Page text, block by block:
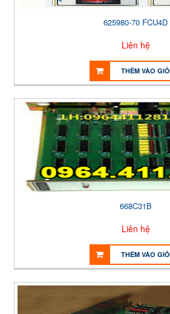
625980-70 FCU4D
Liên hệ
THÊM VÀO GIỎ
668C31B
Liên hệ
THÊM VÀO GIỎ